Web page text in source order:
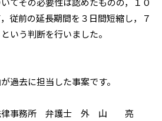
てその必要性は認めたものの，１０
従前の延長期間を３日間短縮し，７
いう判断を行いました。
過去に担当した事案です。
法律事務所 弁護士 外 山 亮